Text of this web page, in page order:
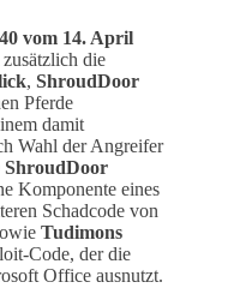
vom 14. April
die
, ShroudDoor
Pferde
damit
Wahl der Angreifer
ShroudDoor
Komponente eines
Schadcode von
Tudimons
Code, der die
Office ausnutzt.